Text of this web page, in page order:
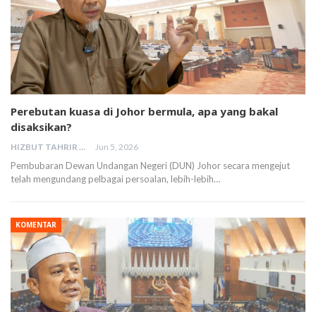
Perebutan kuasa di Johor bermula, apa yang bakal
disaksikan?
HIZBUT TAHRIR MALAYSIA Jun 5, 2026
Pembubaran Dewan Undangan Negeri (DUN) Johor secara mengejut
telah mengundang pelbagai persoalan, lebih-lebih…
KOMENTAR